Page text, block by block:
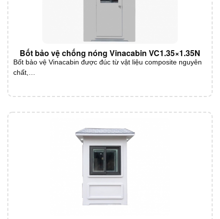
Bốt bảo vệ chống nóng Vinacabin VC1.35×1.35N
Bốt bảo vệ Vinacabin được đúc từ vật liệu composite nguyên
chất,…